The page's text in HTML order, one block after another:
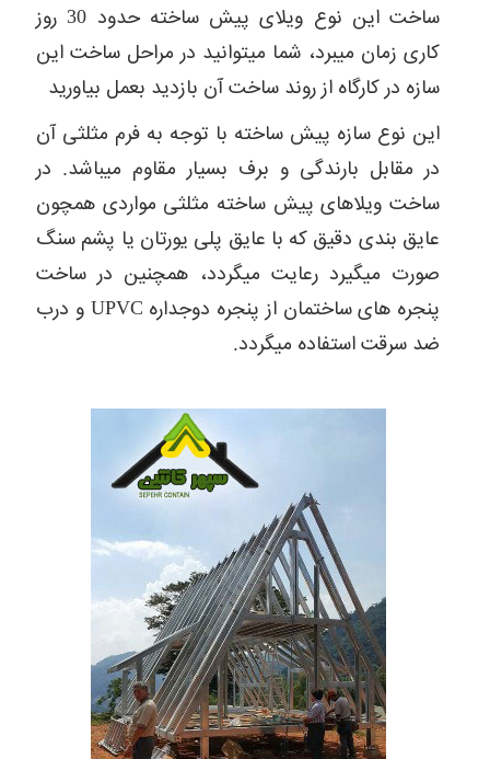
ساخت این نوع ویلای پیش ساخته حدود 30 روز
کاری زمان میبرد، شما میتوانید در مراحل ساخت این
سازه در کارگاه از روند ساخت آن بازدید بعمل بیاورید
این نوع سازه پیش ساخته با توجه به فرم مثلثی آن
در مقابل بارندگی و برف بسیار مقاوم میباشد. در
ساخت ویلاهای پیش ساخته مثلثی مواردی همچون
عایق بندی دقیق که با عایق پلی یورتان یا پشم سنگ
صورت میگیرد رعایت میگردد، همچنین در ساخت
پنجره های ساختمان از پنجره دوجداره UPVC و درب
ضد سرقت استفاده میگردد.